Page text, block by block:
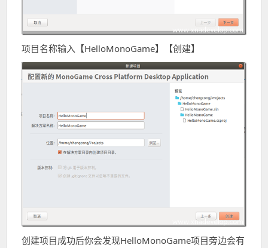
项目名称输入【HelloMonoGame】【创建】
创建项目成功后你会发现HelloMonoGame项目旁边会有